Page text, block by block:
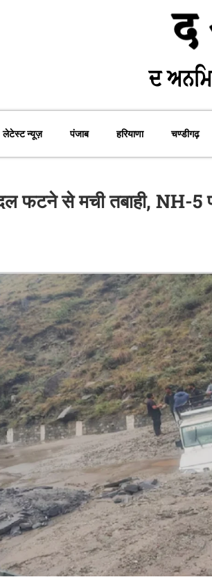
लेटेस्ट न्यूज़ पंजाब हरियाणा चण्डीगढ़
फटने से मची तबाही, NH-5